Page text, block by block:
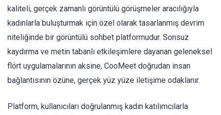
kaliteli, gerçek zamanlı görüntülü görüşmeler aracılığıyla
kadınlarla buluşturmak için özel olarak tasarlanmış devrim
niteliğinde bir görüntülü sohbet platformudur. Sonsuz
kaydırma ve metin tabanlı etkileşimlere dayanan geleneksel
flört uygulamalarının aksine, CooMeet doğrudan insan
bağlantısının özüne, gerçek yüz yüze iletişime odaklanır.
Platform, kullanıcıları doğrulanmış kadın katılımcılarla